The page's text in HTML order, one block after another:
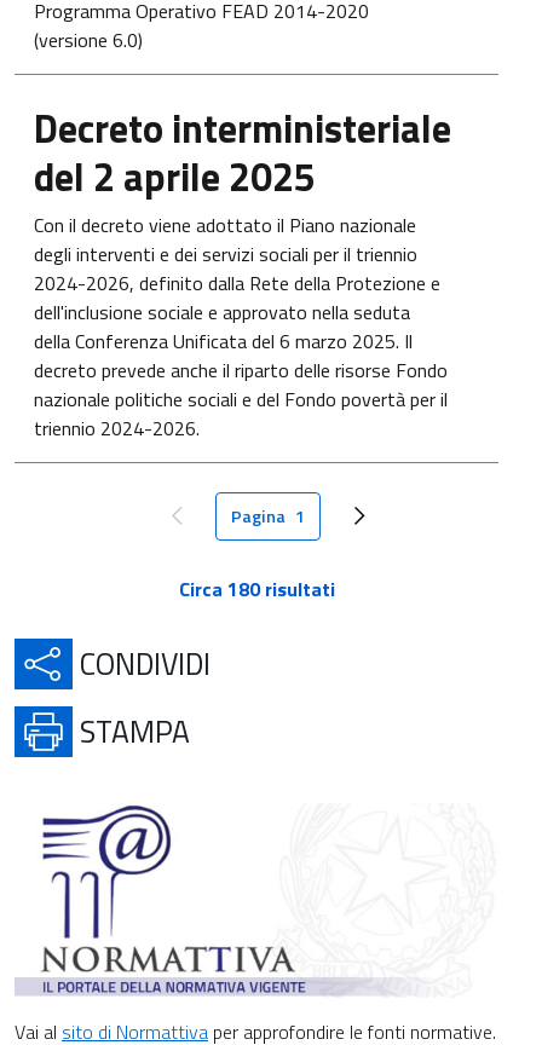
Programma Operativo FEAD 2014-2020
(versione 6.0)
Decreto interministeriale
del 2 aprile 2025
Con il decreto viene adottato il Piano nazionale
degli interventi e dei servizi sociali per il triennio
2024-2026, definito dalla Rete della Protezione e
dell'inclusione sociale e approvato nella seduta
della Conferenza Unificata del 6 marzo 2025. Il
decreto prevede anche il riparto delle risorse Fondo
nazionale politiche sociali e del Fondo povertà per il
triennio 2024-2026.
Paginazione
Pagina precedentePagina attuale
Pagina 1 Next page
Circa 180 risultati
CONDIVIDI
STAMPA
Vai al sito di Normattiva per approfondire le fonti normative.